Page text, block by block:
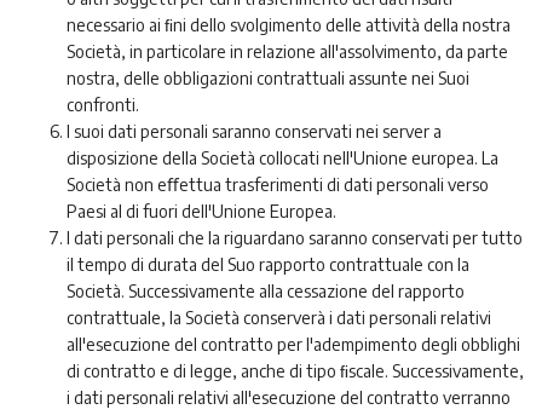
necessario ai ﬁni dello svolgimento delle attività della nostra
Società, in particolare in relazione all'assolvimento, da parte
nostra, delle obbligazioni contrattuali assunte nei Suoi
confronti.
I suoi dati personali saranno conservati nei server a
disposizione della Società collocati nell'Unione europea. La
Società non eﬀettua trasferimenti di dati personali verso
Paesi al di fuori dell'Unione Europea.
I dati personali che la riguardano saranno conservati per tutto
il tempo di durata del Suo rapporto contrattuale con la
Società. Successivamente alla cessazione del rapporto
contrattuale, la Società conserverà i dati personali relativi
all'esecuzione del contratto per l'adempimento degli obblighi
di contratto e di legge, anche di tipo ﬁscale. Successivamente,
i dati personali relativi all'esecuzione del contratto verranno